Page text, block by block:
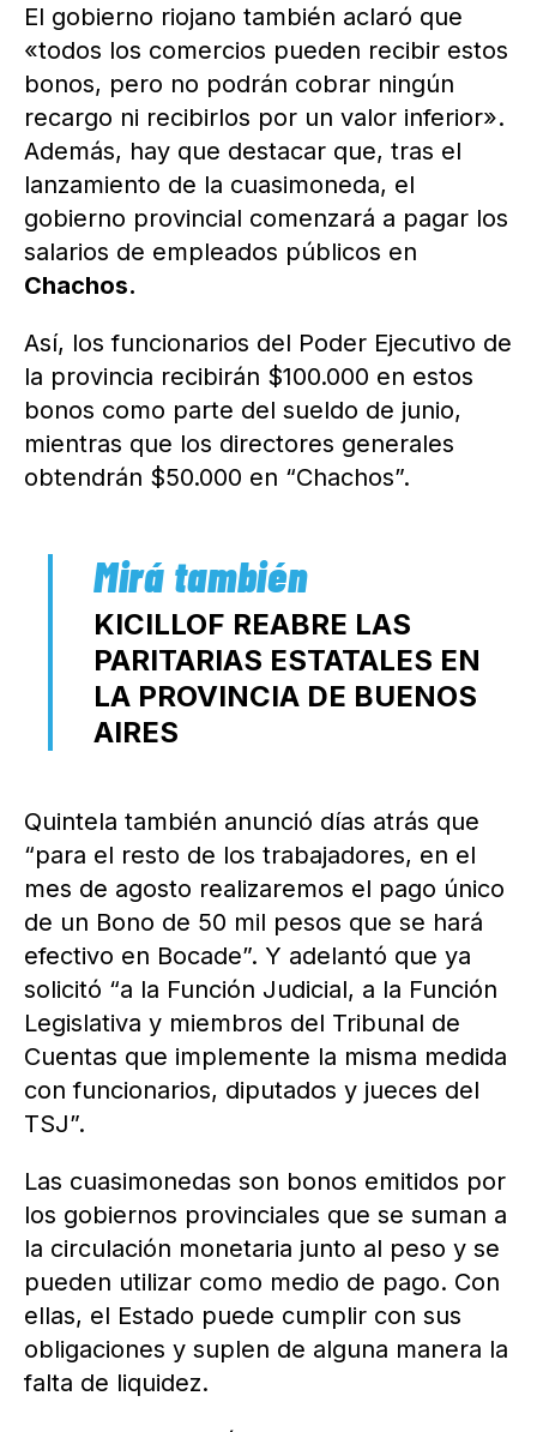
El gobierno riojano también aclaró que
«todos los comercios pueden recibir estos
bonos, pero no podrán cobrar ningún
recargo ni recibirlos por un valor inferior».
Además, hay que destacar que, tras el
lanzamiento de la cuasimoneda, el
gobierno provincial comenzará a pagar los
salarios de empleados públicos en
Chachos.
Así, los funcionarios del Poder Ejecutivo de
la provincia recibirán $100.000 en estos
bonos como parte del sueldo de junio,
mientras que los directores generales
obtendrán $50.000 en “Chachos”.
KICILLOF REABRE LAS
PARITARIAS ESTATALES EN
LA PROVINCIA DE BUENOS
AIRES
Quintela también anunció días atrás que
“para el resto de los trabajadores, en el
mes de agosto realizaremos el pago único
de un Bono de 50 mil pesos que se hará
efectivo en Bocade”. Y adelantó que ya
solicitó “a la Función Judicial, a la Función
Legislativa y miembros del Tribunal de
Cuentas que implemente la misma medida
con funcionarios, diputados y jueces del
TSJ”.
Las cuasimonedas son bonos emitidos por
los gobiernos provinciales que se suman a
la circulación monetaria junto al peso y se
pueden utilizar como medio de pago. Con
ellas, el Estado puede cumplir con sus
obligaciones y suplen de alguna manera la
falta de liquidez.